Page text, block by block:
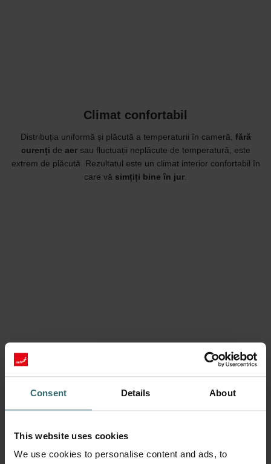
Consent Details About
This website uses cookies
We use cookies to personalise content and ads, to
Climat confortabil
Distribuția uniformă și plăcută a temperaturii în cameră, fără
curenți de aersau fluctuații neplăcute de temperatură, este
extrem de plăcută. Rezultatul este un climat interior confortabil în
care vă simțiți bine în jur